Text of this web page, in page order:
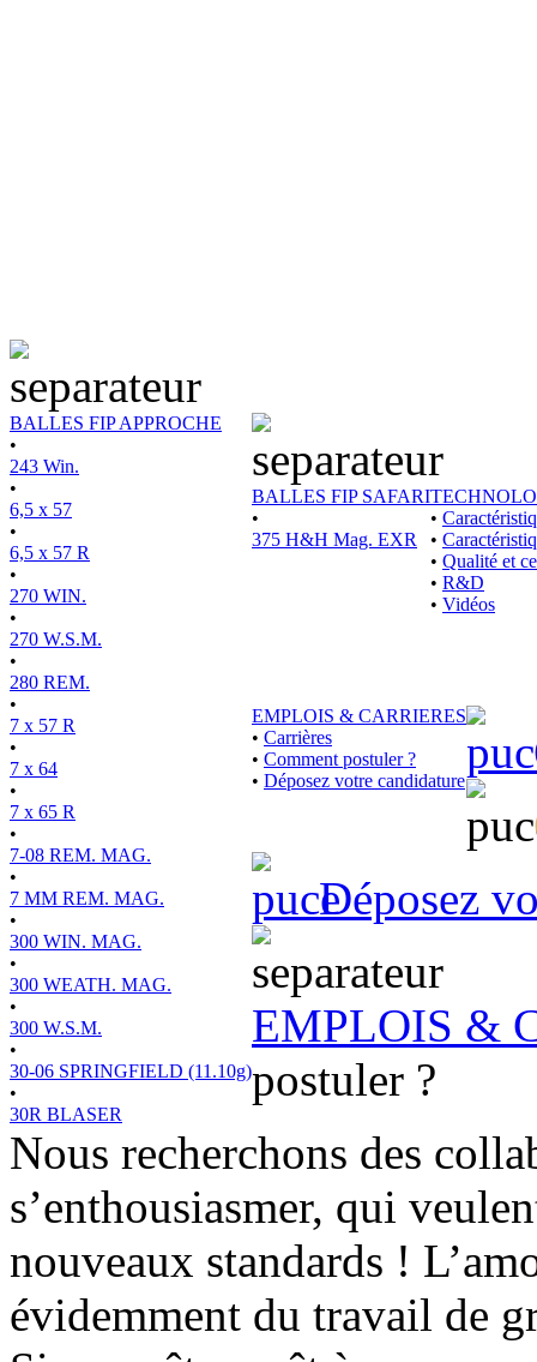
BALLES FIP APPROCHE
•
243 Win.
•
6,5 x 57
•
6,5 x 57 R
•
270 WIN.
•
270 W.S.M.
•
280 REM.
•
7 x 57 R
•
7 x 64
•
7 x 65 R
•
7-08 REM. MAG.
•
7 MM REM. MAG.
•
300 WIN. MAG.
•
300 WEATH. MAG.
•
300 W.S.M.
•
30-06 SPRINGFIELD (11.10g)
•
30R BLASER
BALLES FIP SAFARI
•
375 H&H Mag. EXR
•
•
• Qualité et
• R&D
• Vidéos
EMPLOIS & CARRIERES
• Carrières
• Comment postuler ?
• Déposez votre candidature
Déposez
EMPLOIS &
postuler ?
Nous recherchons des
s’enthousiasmer, qui
nouveaux standards !
évidemment du travail de